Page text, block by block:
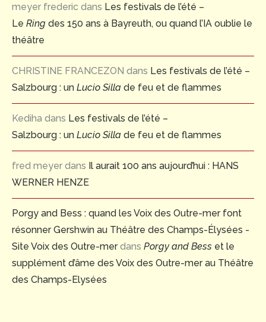
meyer frederic dans Les festivals de l’été –
Le Ring des 150 ans à Bayreuth, ou quand l’IA oublie le
théâtre
CHRISTINE FRANCEZON dans Les festivals de l’été –
Salzbourg : un Lucio Silla de feu et de flammes
Kediha dans Les festivals de l’été –
Salzbourg : un Lucio Silla de feu et de flammes
fred meyer dans Il aurait 100 ans aujourd’hui : HANS
WERNER HENZE
Porgy and Bess : quand les Voix des Outre-mer font
résonner Gershwin au Théâtre des Champs-Élysées -
Site Voix des Outre-merdans Porgy and Bess et le
supplément d’âme des Voix des Outre-mer au Théâtre
des Champs-Elysées